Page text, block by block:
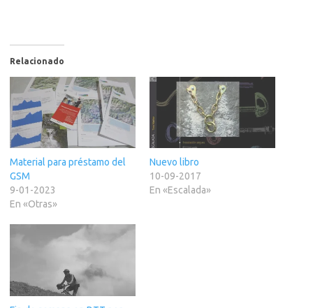
Relacionado
Material para préstamo del
GSM
9-01-2023
En «Otras»
Nuevo libro
10-09-2017
En «Escalada»